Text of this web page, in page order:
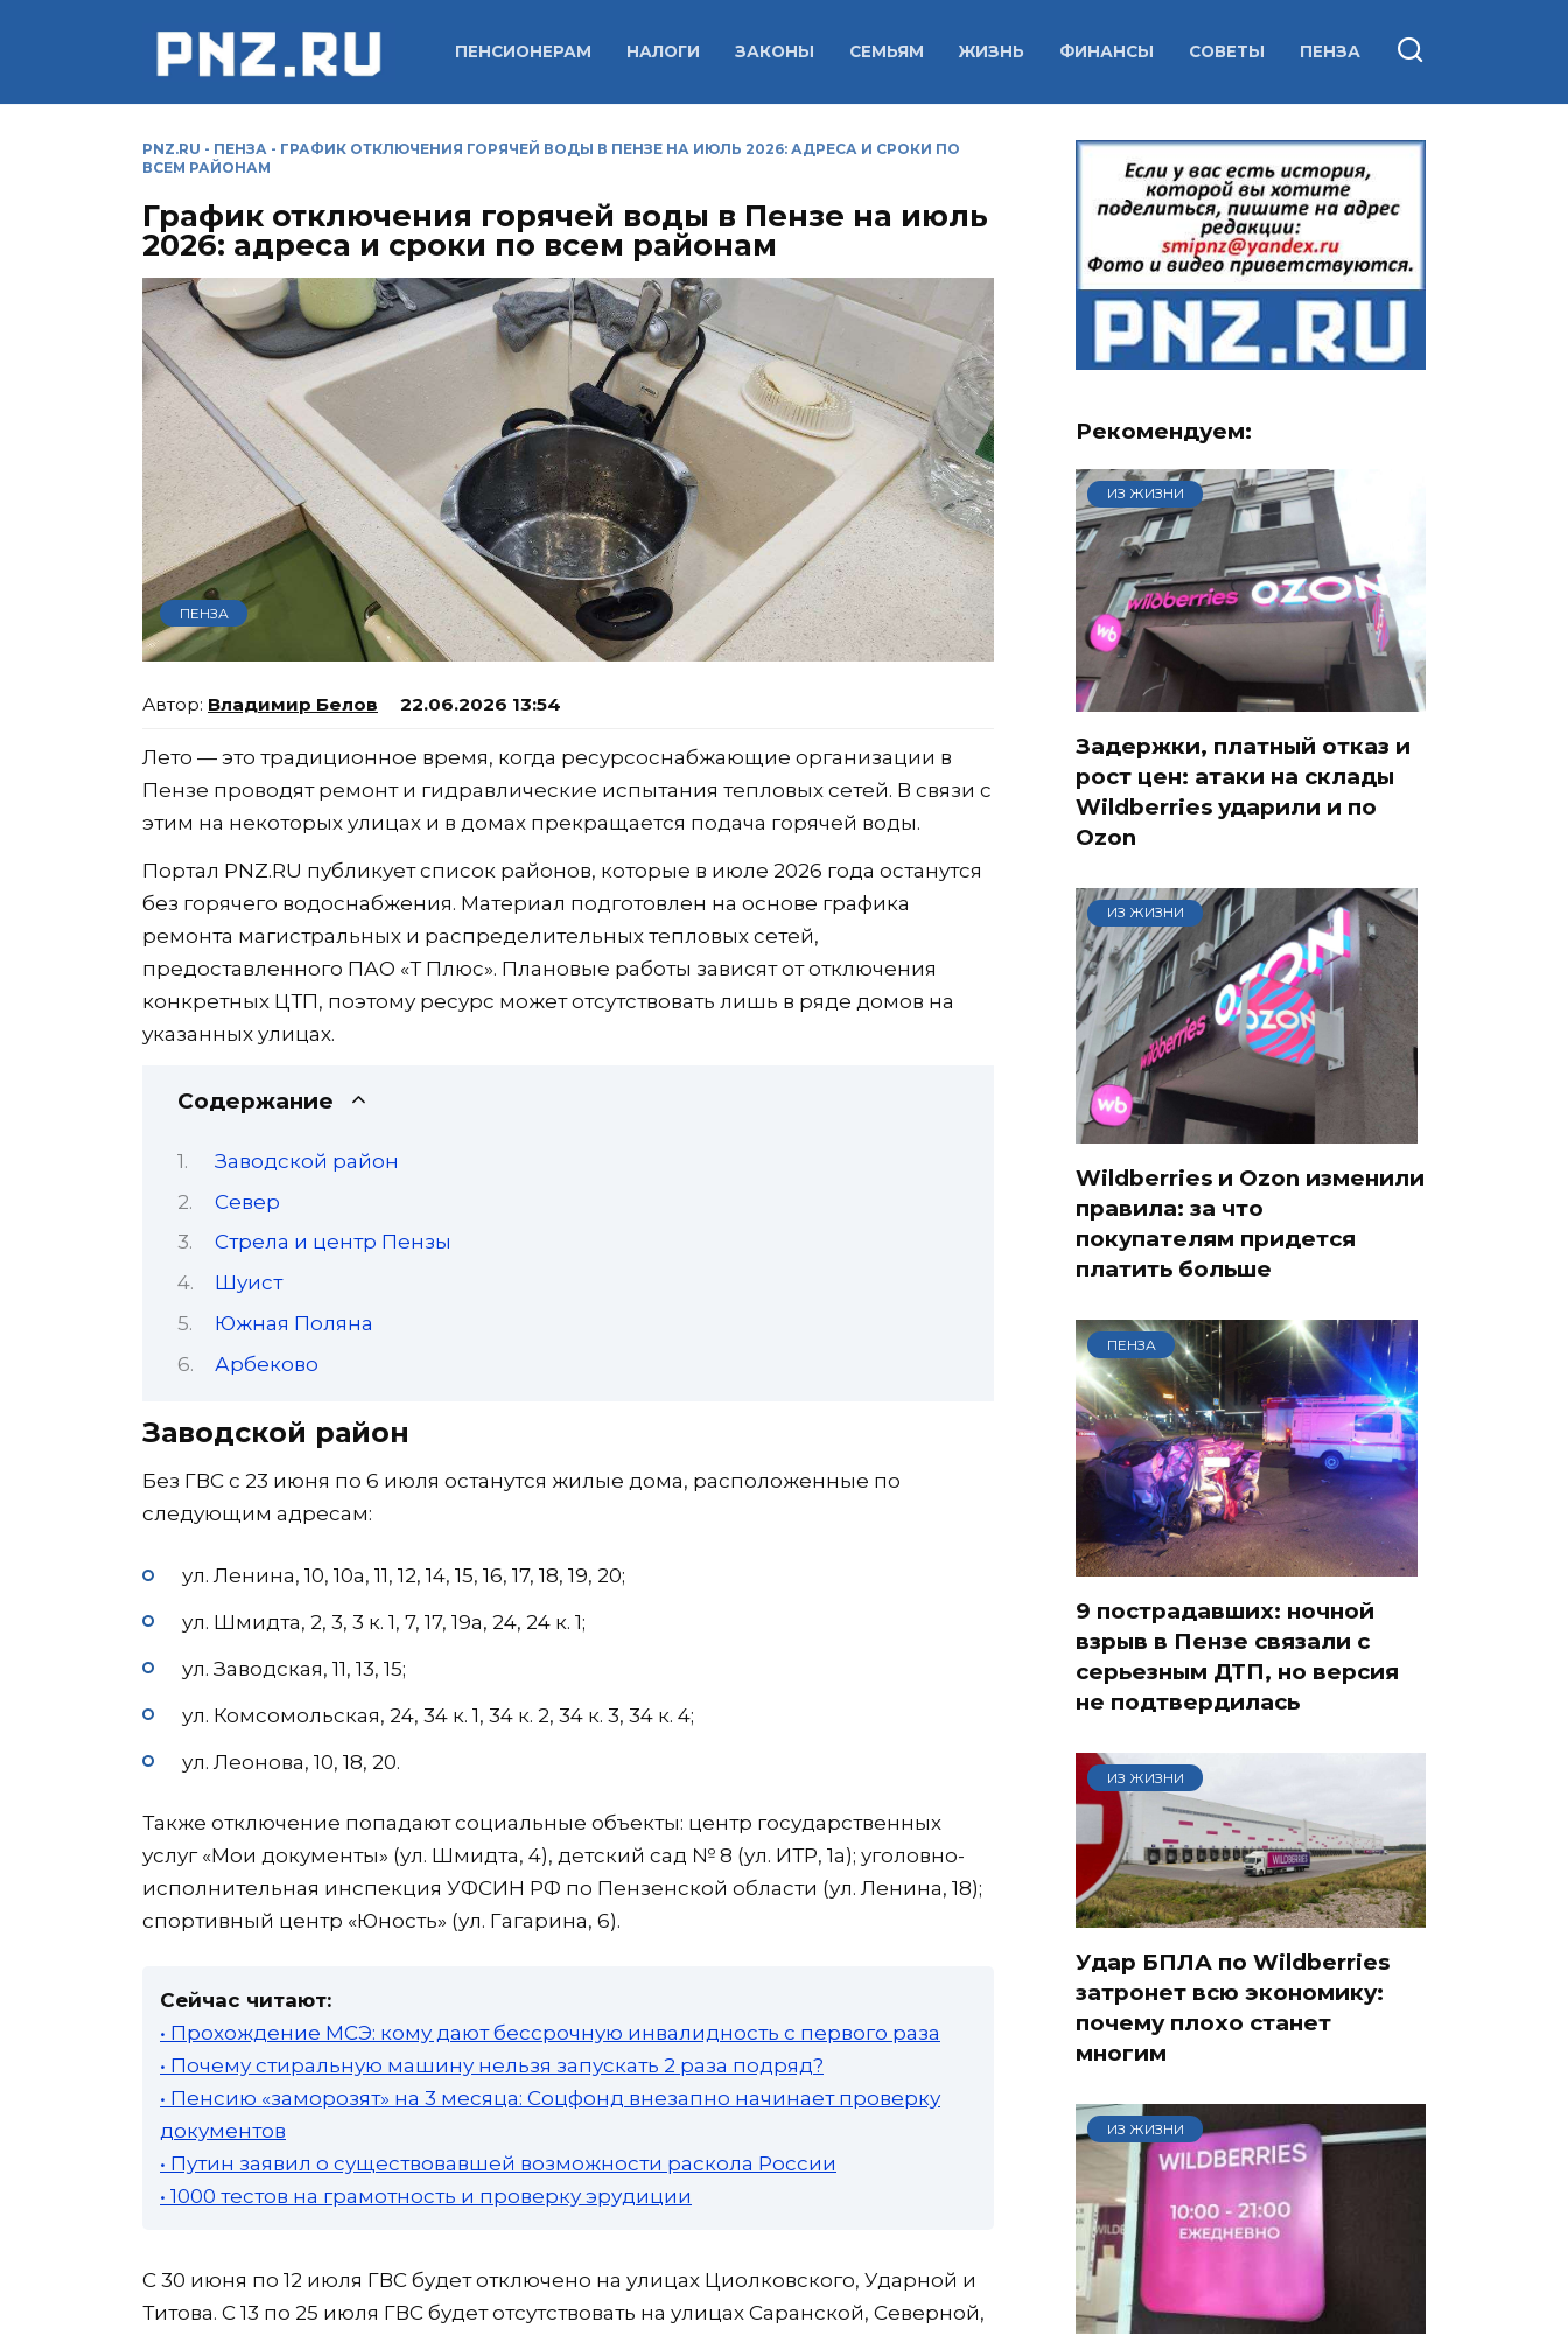
ПЕНСИОНЕРАМ НАЛОГИ ЗАКОНЫ СЕМЬЯМ ЖИЗНЬ ФИНАНСЫ СОВЕТЫ ПЕНЗА
PNZ.RU - ПЕНЗА - ГРАФИК ОТКЛЮЧЕНИЯ ГОРЯЧЕЙ ВОДЫ В ПЕНЗЕ НА ИЮЛЬ 2026: АДРЕСА И СРОКИ ПО
ВСЕМ РАЙОНАМ
График отключения горячей воды в Пензе на июль
2026: адреса и сроки по всем районам
ПЕНЗА
Владимир Белов 22.06.2026 13:54
Лето — это традиционное время, когда ресурсоснабжающие организации в
Пензе проводят ремонт и гидравлические испытания тепловых сетей. В связи с
этим на некоторых улицах и в домах прекращается подача горячей воды.
Портал PNZ.RU публикует список районов, которые в июле 2026 года останутся
без горячего водоснабжения. Материал подготовлен на основе графика
ремонта магистральных и распределительных тепловых сетей,
предоставленного ПАО «Т Плюс». Плановые работы зависят от отключения
конкретных ЦТП, поэтому ресурс может отсутствовать лишь в ряде домов на
указанных улицах.
Содержание
Заводской район
Север
Стрела и центр Пензы
Шуист
Южная Поляна
Арбеково
Заводской район
Без ГВС с 23 июня по 6 июля останутся жилые дома, расположенные по
следующим адресам:
ул. Ленина, 10, 10а, 11, 12, 14, 15, 16, 17, 18, 19, 20;
ул. Шмидта, 2, 3, 3 к. 1, 7, 17, 19а, 24, 24 к. 1;
ул. Заводская, 11, 13, 15;
ул. Комсомольская, 24, 34 к. 1, 34 к. 2, 34 к. 3, 34 к. 4;
ул. Леонова, 10, 18, 20.
Также отключение попадают социальные объекты: центр государственных
услуг «Мои документы» (ул. Шмидта, 4), детский сад № 8 (ул. ИТР, 1а); уголовно-
исполнительная инспекция УФСИН РФ по Пензенской области (ул. Ленина, 18);
спортивный центр «Юность» (ул. Гагарина, 6).
Сейчас читают:
• Прохождение МСЭ: кому дают бессрочную инвалидность с первого раза
• Почему стиральную машину нельзя запускать 2 раза подряд?
• Пенсию «заморозят» на 3 месяца: Соцфонд внезапно начинает проверку
документов
• Путин заявил о существовавшей возможности раскола России
• 1000 тестов на грамотность и проверку эрудиции
С 30 июня по 12 июля ГВС будет отключено на улицах Циолковского, Ударной и
Титова. С 13 по 25 июля ГВС будет отсутствовать на улицах Саранской, Северной,
Рекомендуем:
ИЗ ЖИЗНИ
Задержки, платный отказ и
рост цен: атаки на склады
Wildberries ударили и по
Ozon
ИЗ ЖИЗНИ
Wildberries и Ozon изменили
правила: за что
покупателям придется
платить больше
ПЕНЗА
9 пострадавших: ночной
взрыв в Пензе связали с
серьезным ДТП, но версия
не подтвердилась
ИЗ ЖИЗНИ
Удар БПЛА по Wildberries
затронет всю экономику:
почему плохо станет
многим
ИЗ ЖИЗНИ